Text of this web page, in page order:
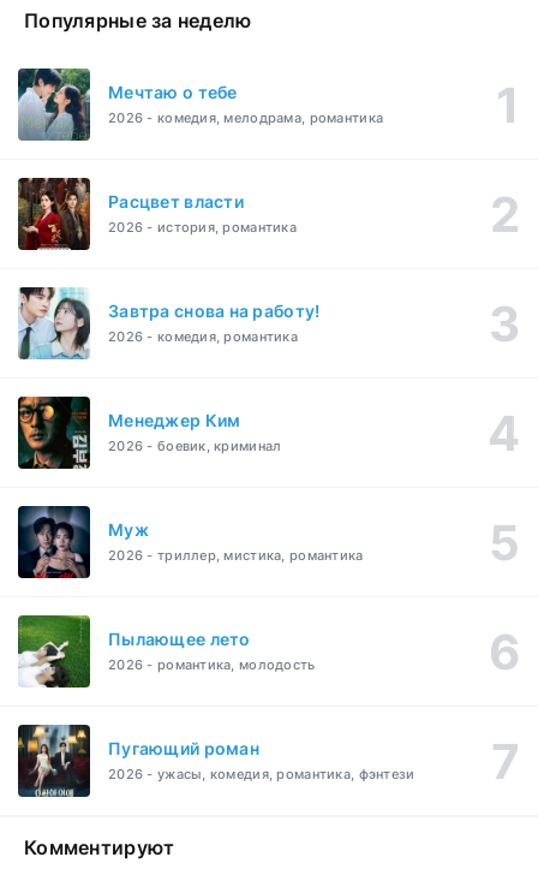
Популярные за неделю
Мечтаю о тебе
2026 - комедия, мелодрама, романтика
Расцвет власти
2026 - история, романтика
Завтра снова на работу!
2026 - комедия, романтика
Менеджер Ким
2026 - боевик, криминал
Муж
2026 - триллер, мистика, романтика
Пылающее лето
2026 - романтика, молодость
Пугающий роман
2026 - ужасы, комедия, романтика, фэнтези
Комментируют